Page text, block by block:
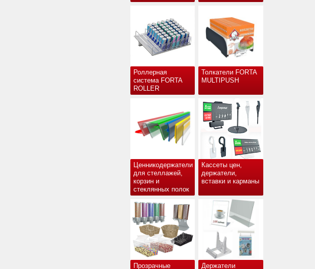
Роллерная
система FORTA
ROLLER
Толкатели FORTA
MULTIPUSH
Ценникодержатели
для стеллажей,
корзин и
стеклянных полок
Кассеты цен,
держатели,
вставки и карманы
Прозрачные Держатели